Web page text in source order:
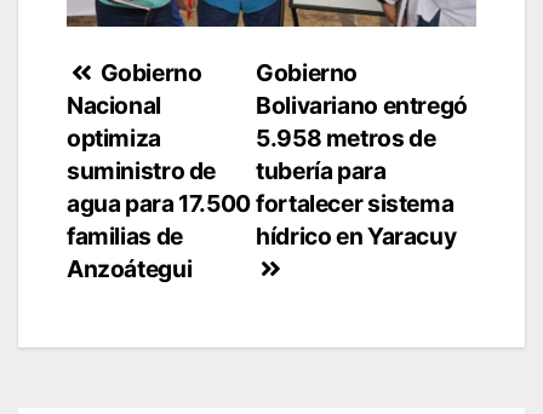
Navegación
de
entradas
Gobierno
Bolivariano entregó
5.958 metros de
tubería para
fortalecer sistema
hídrico en Yaracuy
Gobierno
Nacional
optimiza
suministro de
agua para 17.500
familias de
Anzoátegui